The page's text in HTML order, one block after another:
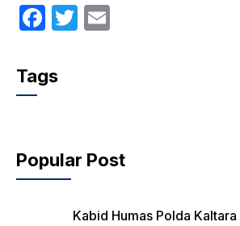
F
c
e
o
o
T
Tags
Popular Post
Kabid Humas Polda